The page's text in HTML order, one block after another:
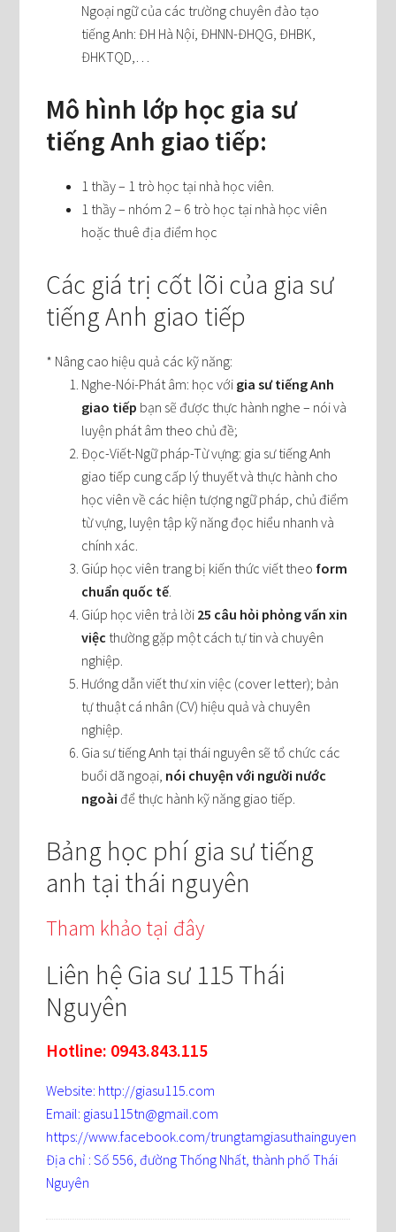
Ngoại ngữ của các trường chuyên đào tạo
tiếng Anh: ĐH Hà Nội, ĐHNN-ĐHQG, ĐHBK,
ĐHKTQD,…
Mô hình lớp học gia sư
tiếng Anh giao tiếp:
1 thầy – 1 trò học tại nhà học viên.
1 thầy – nhóm 2 – 6 trò học tại nhà học viên
hoặc thuê địa điểm học
Các giá trị cốt lõi của gia sư
tiếng Anh giao tiếp
* Nâng cao hiệu quả các kỹ năng:
Nghe-Nói-Phát âm: học với gia sư tiếng Anh
giao tiếp bạn sẽ được thực hành nghe – nói và
luyện phát âm theo chủ đề;
Đọc-Viết-Ngữ pháp-Từ vựng: gia sư tiếng Anh
giao tiếp cung cấp lý thuyết và thực hành cho
học viên về các hiện tượng ngữ pháp, chủ điểm
từ vựng, luyện tập kỹ năng đọc hiểu nhanh và
chính xác.
Giúp học viên trang bị kiến thức viết theo form
chuẩn quốc tế
Giúp học viên trả lời 25 câu hỏi phỏng vấn xin
việc thường gặp một cách tự tin và chuyên
nghiệp.
Hướng dẫn viết thư xin việc (cover letter); bản
tự thuật cá nhân (CV) hiệu quả và chuyên
nghiệp.
Gia sư tiếng Anh tại thái nguyên sẽ tổ chức các
buổi dã ngoại, nói chuyện với người nước
ngoài để thực hành kỹ năng giao tiếp.
Bảng học phí gia sư tiếng
anh tại thái nguyên
Tham khảo tại đây
Liên hệ Gia sư 115 Thái
Nguyên
Hotline: 0943.843.115
Website: http://giasu115.com
Email: giasu115tn@gmail.com
https://www.facebook.com/trungtamgiasuthainguyen
Địa chỉ : Số 556, đường Thống Nhất, thành phố Thái
Nguyên